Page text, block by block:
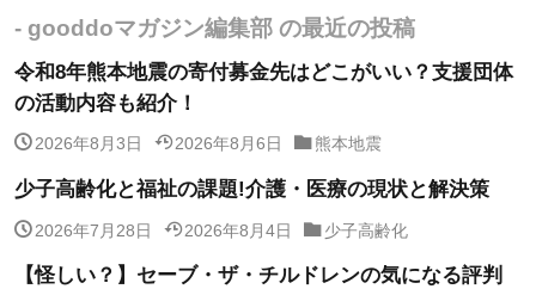
- gooddoマガジン編集部 の最近の投稿
令和8年熊本地震の寄付募金先はどこがいい？支援団体
の活動内容も紹介！
2026年8月3日 2026年8月6日 熊本地震
少子高齢化と福祉の課題!介護・医療の現状と解決策
2026年7月28日 2026年8月4日 少子高齢化
【怪しい？】セーブ・ザ・チルドレンの気になる評判